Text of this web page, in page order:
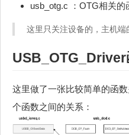
usb_otg.c ：OTG相关的
这里只关注设备的，主机端
USB_OTG_Driver
这里做了一张比较简单的函
个函数之间的关系：